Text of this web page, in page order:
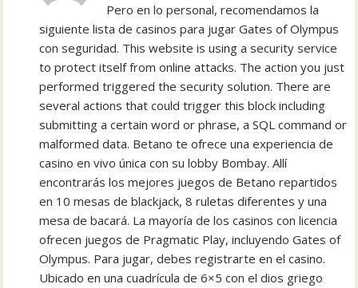
Pero en lo personal, recomendamos la
siguiente lista de casinos para jugar Gates of Olympus
con seguridad. This website is using a security service
to protect itself from online attacks. The action you just
performed triggered the security solution. There are
several actions that could trigger this block including
submitting a certain word or phrase, a SQL command or
malformed data. Betano te ofrece una experiencia de
casino en vivo única con su lobby Bombay. Allí
encontrarás los mejores juegos de Betano repartidos
en 10 mesas de blackjack, 8 ruletas diferentes y una
mesa de bacará. La mayoría de los casinos con licencia
ofrecen juegos de Pragmatic Play, incluyendo Gates of
Olympus. Para jugar, debes registrarte en el casino.
Ubicado en una cuadrícula de 6×5 con el dios griego